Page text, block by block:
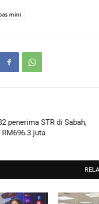
mini
penerima STR di Sabah,
juta